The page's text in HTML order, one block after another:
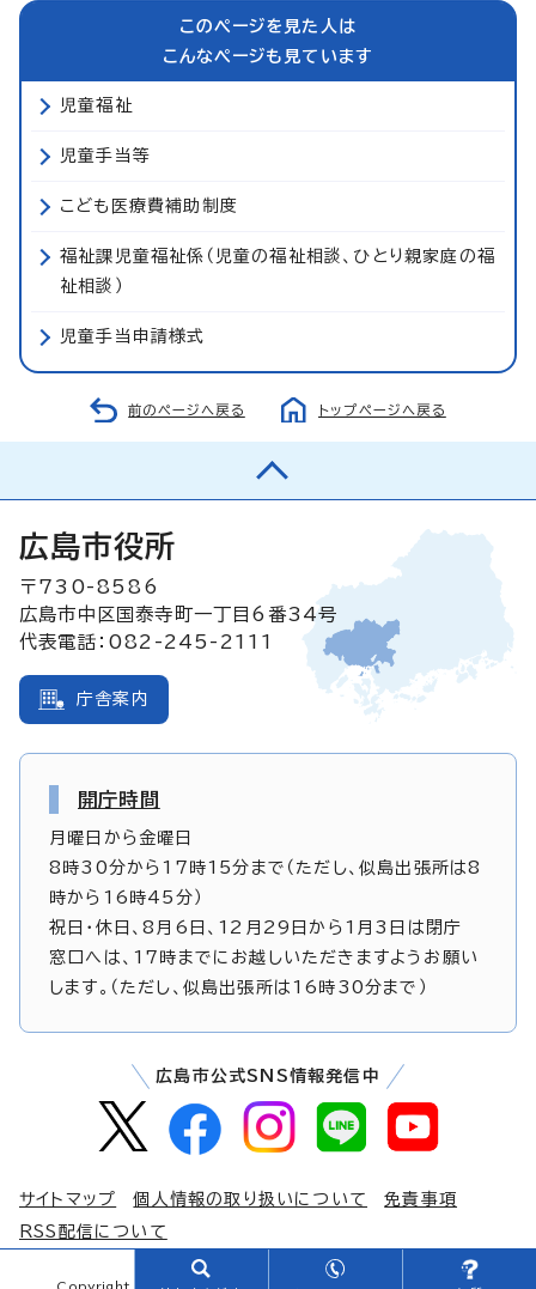
このページを見た人は
こんなページも見ています
児童福祉
児童手当等
こども医療費補助制度
福祉課児童福祉係（児童の福祉相談、ひとり親家庭の福
祉相談）
児童手当申請様式
前のページへ戻る トップページへ戻る
広島市役所
〒730-8586
広島市中区国泰寺町一丁目6番34号
代表電話：082-245-2111
庁舎案内
開庁時間
月曜日から金曜日
8時30分から17時15分まで（ただし、似島出張所は8
時から16時45分）
祝日・休日、8月6日、12月29日から1月3日は閉庁
窓口へは、17時までにお越しいただきますようお願い
します。（ただし、似島出張所は16時30分まで）
広島市公式SNS情報発信中
サイトマップ 個人情報の取り扱いについて
免責事項
RSS配信について
Copyright © The City of Hiroshima. All Rights Reserved.